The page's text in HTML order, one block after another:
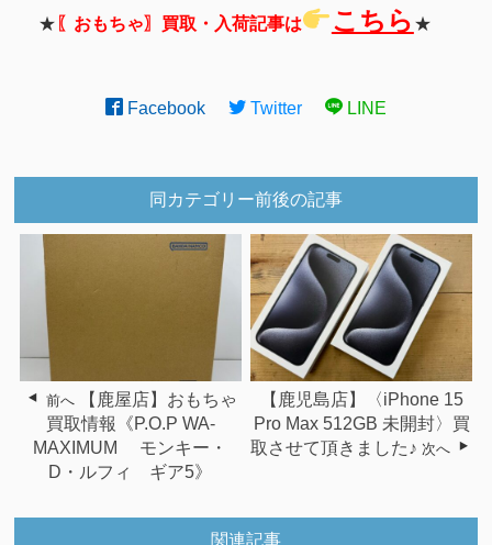
★ 〖おもちゃ〗買取・入荷記事は こちら ★
Facebook Twitter LINE
同カテゴリー前後の記事
前へ
【鹿屋店】おもちゃ
買取情報《P.O.P WA-
MAXIMUM モンキー・
D・ルフィ ギア5》
【鹿児島店】〈iPhone 15
Pro Max 512GB 未開封〉買
取させて頂きました♪ 次へ
関連記事